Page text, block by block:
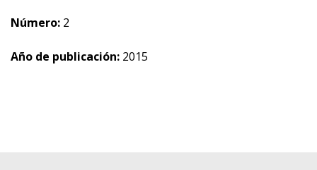
Número: 2
Año de publicación: 2015